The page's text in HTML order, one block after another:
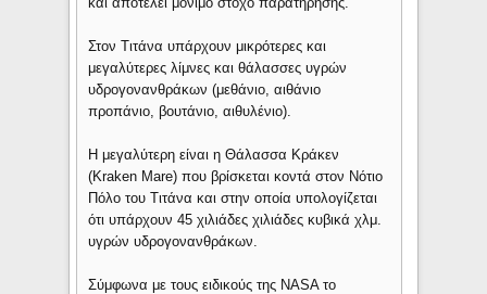
Στον Τιτάνα υπάρχουν μικρότερες και
μεγαλύτερες λίμνες και θάλασσες υγρών
υδρογονανθράκων (μεθάνιο, αιθάνιο
προπάνιο, βουτάνιο, αιθυλένιο).
Η μεγαλύτερη είναι η Θάλασσα Κράκεν
(Kraken Mare) που βρίσκεται κοντά στον Νότιο
Πόλο του Τιτάνα και στην οποία υπολογίζεται
ότι υπάρχουν 45 χιλιάδες χιλιάδες κυβικά χλμ.
υγρών υδρογονανθράκων.
Σύμφωνα με τους ειδικούς της NASA το